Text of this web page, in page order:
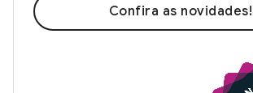
Confira as novidades!